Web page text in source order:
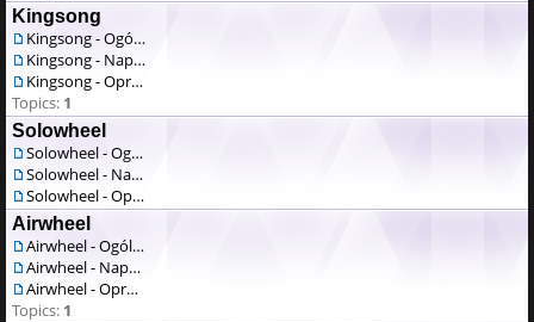
Kingsong
Kingsong - Ogólne
Kingsong - Naprawa / serwis
Kingsong - Oprogramowanie
Topics: 1
Solowheel
Solowheel - Ogólne
Solowheel - Naprawa / serwis
Solowheel - Oprogramowanie
Airwheel
Airwheel - Ogólne
Airwheel - Naprawa / serwis
Airwheel - Oprogramowanie
Topics: 1